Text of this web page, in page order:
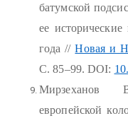
батумской
ее исторические
года //Новая и
С. 85–99. DOI:
Мирзеханов
европейской